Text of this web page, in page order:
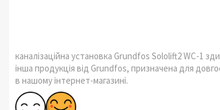
каналізаційна установка Grundfos Sololift2 WC-1
інша продукція від Grundfos, призначена для
в нашому інтернет-магазині.